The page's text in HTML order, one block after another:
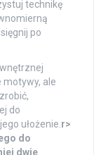
technikę
po
motywy, ale
do
ułożenie. r>
do
dwie